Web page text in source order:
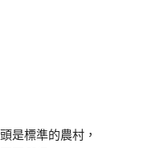
是標準的農村，